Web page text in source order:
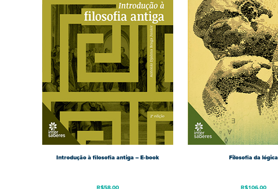
Introdução à filosofia antiga – E-book Filosofia da lógica